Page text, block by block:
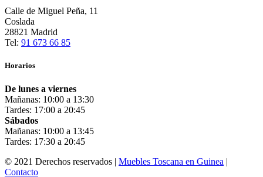
Calle de Miguel Peña, 11
Coslada
28821 Madrid
Tel: 91 673 66 85
Horarios
De lunes a viernes
Mañanas: 10:00 a 13:30
Tardes: 17:00 a 20:45
Sábados
Mañanas: 10:00 a 13:45
Tardes: 17:30 a 20:45
© 2021 Derechos reservados | Muebles Toscana en Guinea |
Contacto